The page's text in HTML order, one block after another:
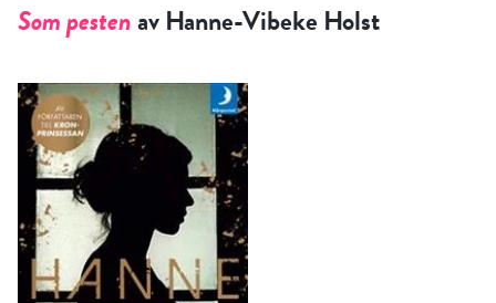
E-post*
Jag accepterar villkoren.
RÖSTA
Som pestenav Hanne-Vibeke Holst